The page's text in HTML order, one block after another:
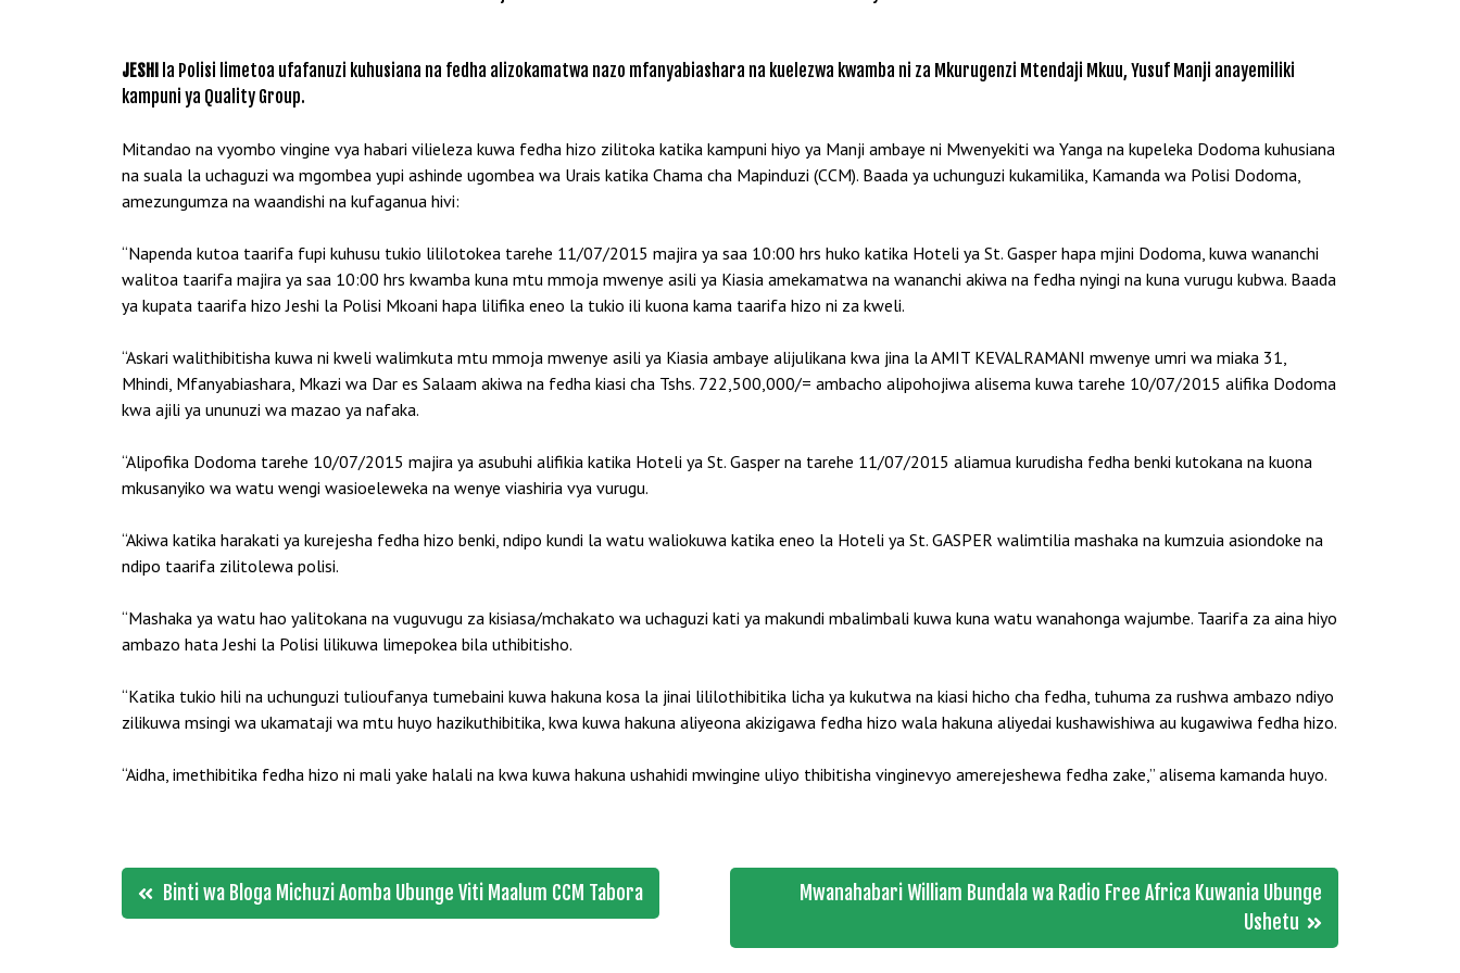
JESHI la Polisi limetoa ufafanuzi kuhusiana na fedha alizokamatwa nazo mfanyabiashara na kuelezwa kwamba ni za Mkurugenzi Mtendaji Mkuu, Yusuf Manji anayemiliki
kampuni ya Quality Group.
Mitandao na vyombo vingine vya habari vilieleza kuwa fedha hizo zilitoka katika kampuni hiyo ya Manji ambaye ni Mwenyekiti wa Yanga na kupeleka Dodoma kuhusiana
na suala la uchaguzi wa mgombea yupi ashinde ugombea wa Urais katika Chama cha Mapinduzi (CCM). Baada ya uchunguzi kukamilika, Kamanda wa Polisi Dodoma,
amezungumza na waandishi na kufaganua hivi:
“Napenda kutoa taarifa fupi kuhusu tukio lililotokea tarehe 11/07/2015 majira ya saa 10:00 hrs huko katika Hoteli ya St. Gasper hapa mjini Dodoma, kuwa wananchi
walitoa taarifa majira ya saa 10:00 hrs kwamba kuna mtu mmoja mwenye asili ya Kiasia amekamatwa na wananchi akiwa na fedha nyingi na kuna vurugu kubwa. Baada
ya kupata taarifa hizo Jeshi la Polisi Mkoani hapa lilifika eneo la tukio ili kuona kama taarifa hizo ni za kweli.
“Askari walithibitisha kuwa ni kweli walimkuta mtu mmoja mwenye asili ya Kiasia ambaye alijulikana kwa jina la AMIT KEVALRAMANI mwenye umri wa miaka 31,
Mhindi, Mfanyabiashara, Mkazi wa Dar es Salaam akiwa na fedha kiasi cha Tshs. 722,500,000/= ambacho alipohojiwa alisema kuwa tarehe 10/07/2015 alifika Dodoma
kwa ajili ya ununuzi wa mazao ya nafaka.
“Alipofika Dodoma tarehe 10/07/2015 majira ya asubuhi alifikia katika Hoteli ya St. Gasper na tarehe 11/07/2015 aliamua kurudisha fedha benki kutokana na kuona
mkusanyiko wa watu wengi wasioeleweka na wenye viashiria vya vurugu.
“Akiwa katika harakati ya kurejesha fedha hizo benki, ndipo kundi la watu waliokuwa katika eneo la Hoteli ya St. GASPER walimtilia mashaka na kumzuia asiondoke na
ndipo taarifa zilitolewa polisi.
“Mashaka ya watu hao yalitokana na vuguvugu za kisiasa/mchakato wa uchaguzi kati ya makundi mbalimbali kuwa kuna watu wanahonga wajumbe. Taarifa za aina hiyo
ambazo hata Jeshi la Polisi lilikuwa limepokea bila uthibitisho.
“Katika tukio hili na uchunguzi tulioufanya tumebaini kuwa hakuna kosa la jinai lililothibitika licha ya kukutwa na kiasi hicho cha fedha, tuhuma za rushwa ambazo ndiyo
zilikuwa msingi wa ukamataji wa mtu huyo hazikuthibitika, kwa kuwa hakuna aliyeona akizigawa fedha hizo wala hakuna aliyedai kushawishiwa au kugawiwa fedha hizo.
“Aidha, imethibitika fedha hizo ni mali yake halali na kwa kuwa hakuna ushahidi mwingine uliyo thibitisha vinginevyo amerejeshewa fedha zake,” alisema kamanda huyo.
PostBinti wa Bloga Michuzi Aomba Ubunge Viti Maalum CCM Tabora
Mwanahabari William Bundala wa Radio Free Africa Kuwania Ubunge
Ushetu